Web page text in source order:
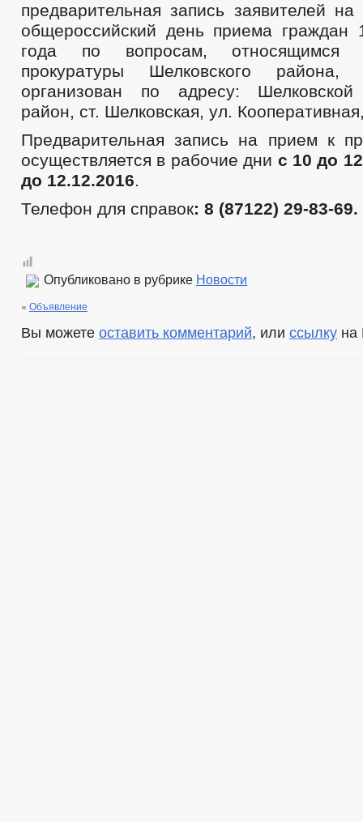
предварительная запись заявителей
общероссийский день приема граждан
года по вопросам, относящимся
прокуратуры Шелковского района,
организован по адресу: Шелковской
район, ст. Шелковская, ул.
Предварительная запись на прием к
осуществляется в рабочие дни с 10 до
до 12.12.2016.
Телефон для справок: 8 (87122) 29-83-69.
Опубликовано в рубрике Новости
« Объявление
Вы можете оставить комментарий, или ссылку на